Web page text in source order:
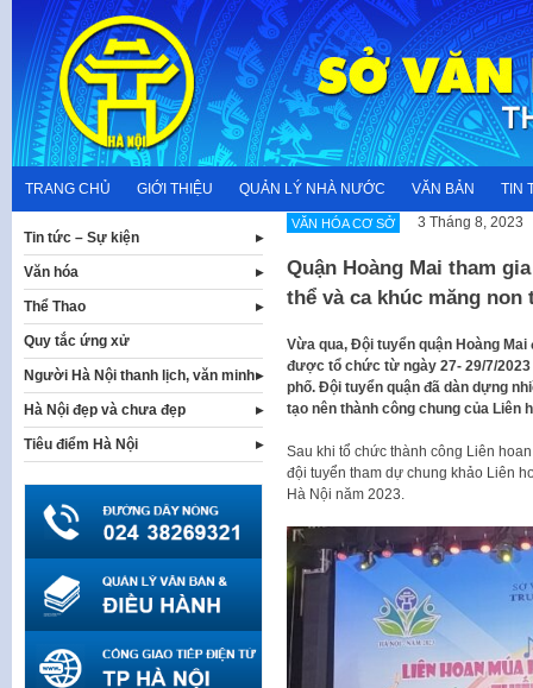
content
TRANG CHỦ GIỚI THIỆU QUẢN LÝ NHÀ NƯỚC VĂN BẢN TIN
VĂN HÓA CƠ SỞ 3 Tháng 8, 2023
Quận Hoàng Mai tham
thể và ca khúc măng non
Vừa qua, Đội tuyển quận Hoàng
được tổ chức từ ngày 27- 29/7/
phố. Đội tuyển quận đã dàn dựng
tạo nên thành công chung của Liên
Sau khi tổ chức thành công Liên
đội tuyển tham dự chung khảo Liên
Hà Nội năm 2023.
Tin tức – Sự kiện
Văn hóa
Thể Thao
Quy tắc ứng xử
Người Hà Nội thanh lịch, văn minh
Hà Nội đẹp và chưa đẹp
Tiêu điểm Hà Nội